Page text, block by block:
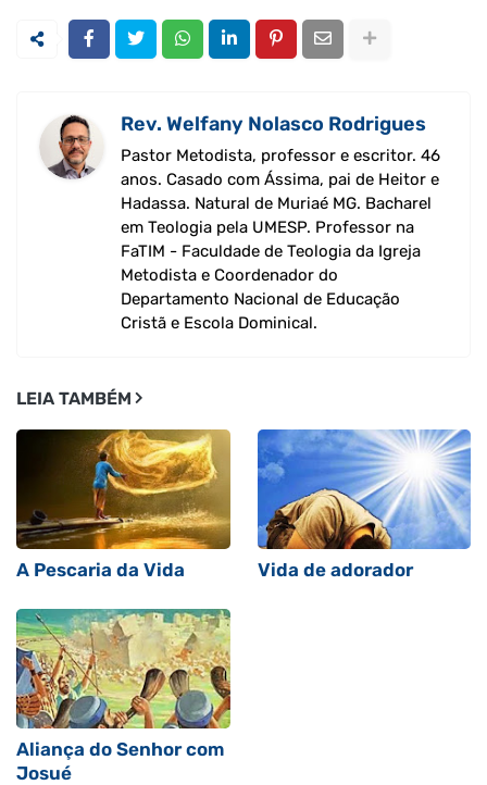
Rev. Welfany Nolasco Rodrigues
Pastor Metodista, professor e escritor. 46
anos. Casado com Ássima, pai de Heitor e
Hadassa. Natural de Muriaé MG. Bacharel
em Teologia pela UMESP. Professor na
FaTIM - Faculdade de Teologia da Igreja
Metodista e Coordenador do
Departamento Nacional de Educação
Cristã e Escola Dominical.
LEIA TAMBÉM
A Pescaria da Vida Vida de adorador
Aliança do Senhor com
Josué